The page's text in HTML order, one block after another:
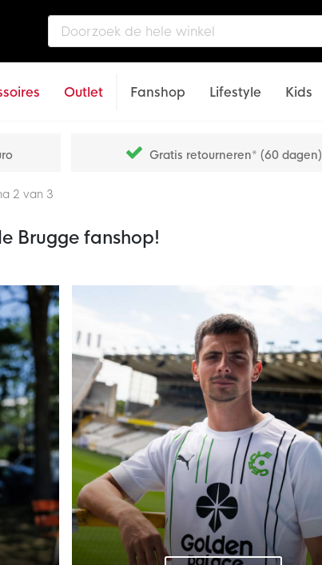
Outlet Fanshop Lifestyle Kids
Gratis retourneren* (60 dagen)
2 van 3
Brugge fanshop!